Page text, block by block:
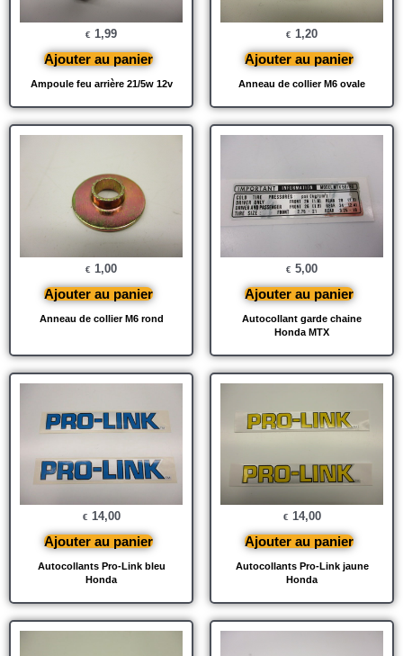
Ampoule feu arrière 21/5w 12v
€ 1,99
Ajouter au panier
Anneau de collier M6 ovale
€ 1,20
Ajouter au panier
Anneau de collier M6 rond
€ 1,00
Ajouter au panier
Autocollant garde chaine
Honda MTX
€ 5,00
Ajouter au panier
Autocollants Pro-Link bleu
Honda
€ 14,00
Ajouter au panier
Autocollants Pro-Link jaune
Honda
€ 14,00
Ajouter au panier